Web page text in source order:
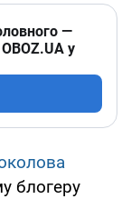
—
у
блогеру